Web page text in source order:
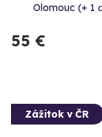
Olomouc (+ 1
55 €
Zážitok v ČR